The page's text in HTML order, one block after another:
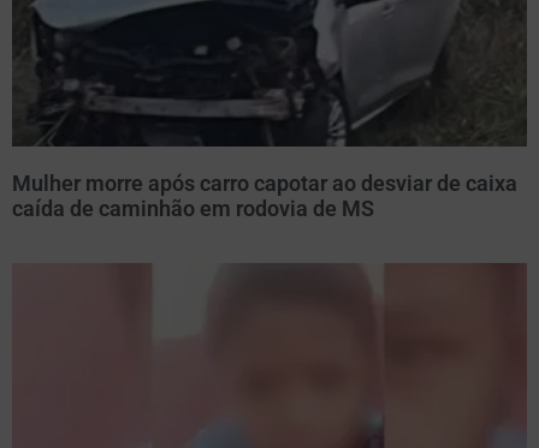
Mulher morre após carro capotar ao desviar de caixa
caída de caminhão em rodovia de MS